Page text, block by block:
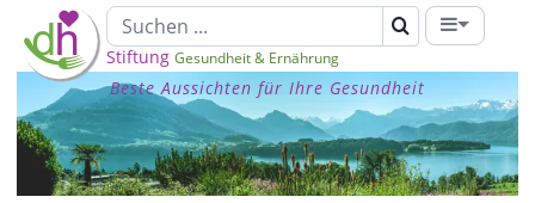
Stiftung Gesundheit & Ernährung
Beste Aussichten für Ihre Gesundheit